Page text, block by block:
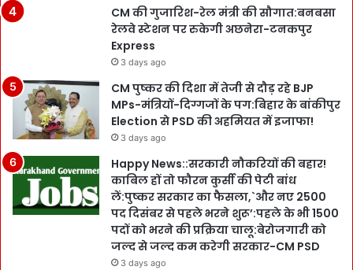
CM की गुजारिश-रेल मंत्री की सौगात:बनबसा
रेलवे स्टेशन पर रुकेगी अछनेरा-टनकपुर
Express
3 days ago
CM पुष्कर की दिशा में तेजी से दौड़ रहे BJP
MPs-मंत्रियों-दिग्गजों के पग:बिहार के बांकीपुर
Election से PSD की अहमियत में इजाफा!
3 days ago
Happy News::सरकारी नौकरियों की बहार!
काबिल हों तो फौरन कुर्सी की पेटी बांध
लें:पुष्कर सरकार का फैसला,`और नए 2500
पद दिसंबर से पहले भरने शुरू’:पहले के भी 1500
पदों को भरने की प्रक्रिया चालू:बेरोजगारी को
जल्द से जल्द कम करेगी सरकार-CM PSD
3 days ago